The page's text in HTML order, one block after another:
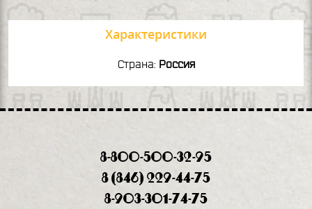
Характеристики
Страна: Россия
8-800-500-32-95
8 (846) 229-44-75
8-903-301-74-75